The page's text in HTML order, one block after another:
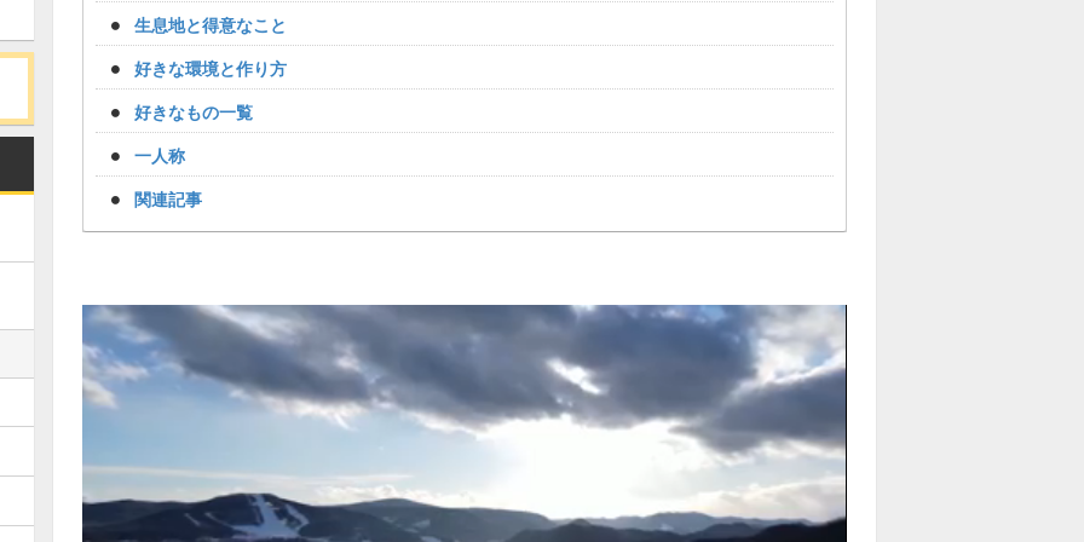
生息地と得意なこと
好きな環境と作り方
好きなもの一覧
一人称
関連記事